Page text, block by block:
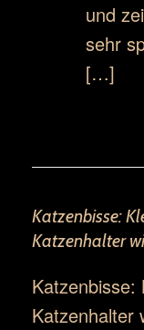
und
sehr
[…]
Katzenbisse:
Katzenhalter
Katzenbisse:
Katzenhalter